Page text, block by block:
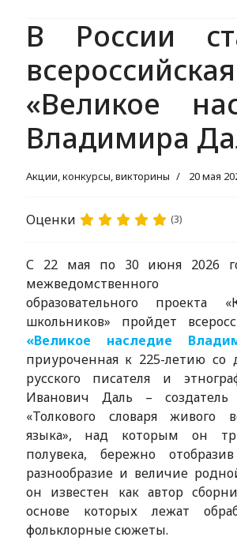
В России
«Великое
Владимира
Акции, конкурсы, викторины 20 мая
Оценки (3)
С 22 мая по 30 июня 2026
межведомственного
образовательного проекта
школьников» пройдет
«Великое наследие
приуроченная к 225-летию со
русского писателя и
Иванович Даль – создатель
«Толкового словаря живого
языка», над которым он
полувека, бережно
разнообразие и величие
он известен как автор
основе которых лежат
фольклорные сюжеты.